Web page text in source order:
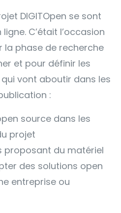
DIGITOpen se sont
C’était l’occasion
la phase de recherche
et pour définir les
vont aboutir dans les
:
source dans les
projet
proposant du matériel
des solutions open
entreprise ou